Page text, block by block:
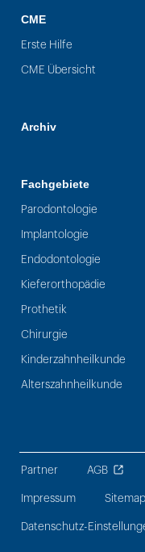
CME
Erste Hilfe
CME Übersicht
Archiv
Fachgebiete
Parodontologie
Implantologie
Endodontologie
Kieferorthopädie
Prothetik
Chirurgie
Kinderzahnheilkunde
Alterszahnheilkunde
Partner AGB
Impressum Sitemap
Datenschutz-